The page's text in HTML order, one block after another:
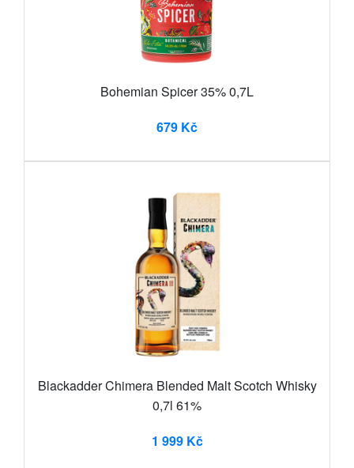
Bohemian Spicer 35% 0,7L
679 Kč
Blackadder Chimera Blended Malt Scotch Whisky
0,7l 61%
1 999 Kč